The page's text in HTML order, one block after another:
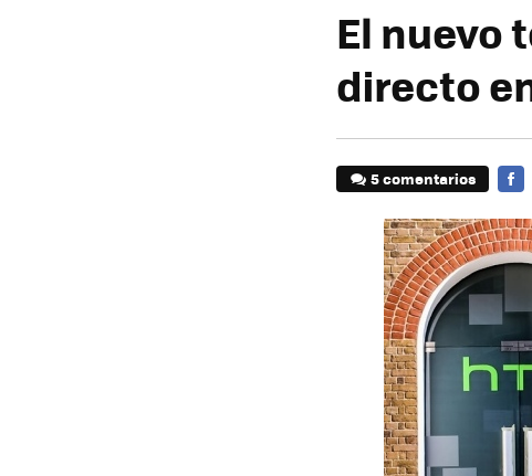
El nuevo
directo
5 comentarios